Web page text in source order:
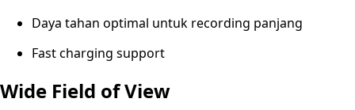
Daya tahan optimal untuk recording panjang
Fast charging support
Wide Field of View